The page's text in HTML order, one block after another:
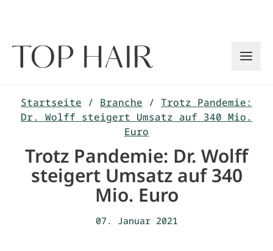
Startseite / Branche / Trotz Pandemie:
Dr. Wolff steigert Umsatz auf 340 Mio.
Euro
Trotz Pandemie: Dr. Wolff
steigert Umsatz auf 340
Mio. Euro
07. Januar 2021